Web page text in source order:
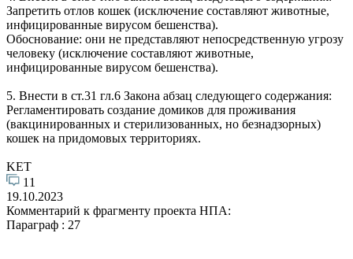
Запретить отлов кошек (исключение составляют животные,
инфицированные вирусом бешенства).
Обоснование: они не представляют непосредственную угрозу
человеку (исключение составляют животные,
инфицированные вирусом бешенства).
5. Внести в ст.31 гл.6 Закона абзац следующего содержания:
Регламентировать создание домиков для проживания
(вакцинированных и стерилизованных, но безнадзорных)
кошек на придомовых территориях.
KET
11
19.10.2023
Комментарий к фрагменту проекта НПА:
Параграф : 27